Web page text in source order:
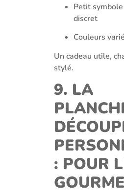
Petit
discret
Couleurs
Un cadeau utile,
stylé.
9. LA
: POUR